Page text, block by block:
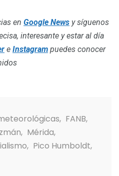
en Google News y síguenos
interesante y estar al día
e Instagram puedes conocer
, FANB,
, Mérida,
, Pico Humboldt,